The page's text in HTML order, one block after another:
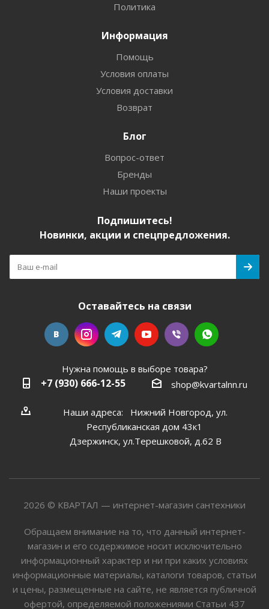
Политика
Информация
Помощь
Условия оплаты
Условия доставки
Возврат
Блог
Вопрос-ответ
Бренды
Наши проекты
Подпишитесь!
Новинки, акции и спецпредложения.
Оставайтесь на связи
Нужна помощь в выборе товара?
+7 (930) 666-12-55 shop@kvartalnn.ru
Наши адреса: Нижний Новгород, ул.
Республиканская дом 43к1
Дзержинск, ул.Терешковой, д.62 В
2026 © КВАРТАЛ — интернет-магазин сантехники
Обращаем внимание на то, что данный интернет-
магазин и его содержимое носит исключительно
информационный характер и ни при каких условиях
информационные материалы, каталоги товаров, статьи
и цены, размещенные на сайте, не является публичной
офертой, определяемой положениями Статьи 437